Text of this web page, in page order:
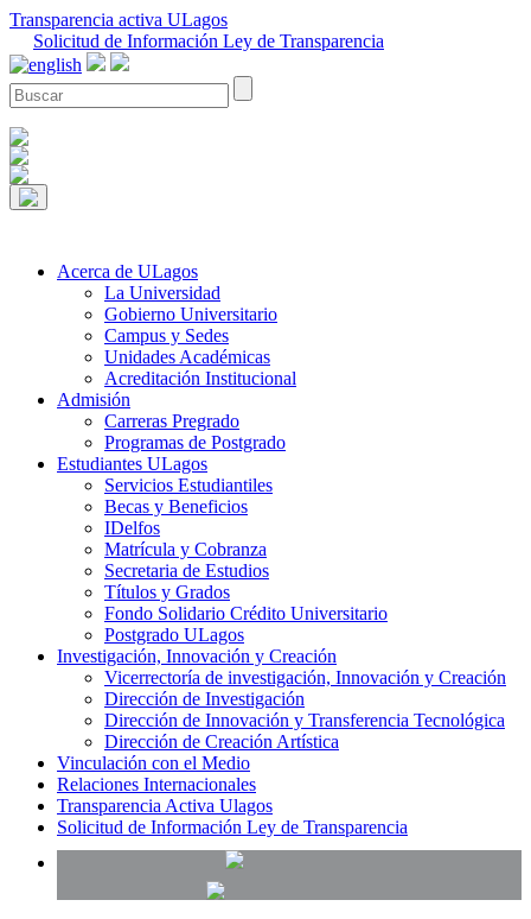
Transparencia activa ULagos
Solicitud de Información Ley de Transparencia
Acerca de ULagos
La Universidad
Gobierno Universitario
Campus y Sedes
Unidades Académicas
Acreditación Institucional
Admisión
Carreras Pregrado
Programas de Postgrado
Estudiantes ULagos
Servicios Estudiantiles
Becas y Beneficios
IDelfos
Matrícula y Cobranza
Secretaria de Estudios
Títulos y Grados
Fondo Solidario Crédito Universitario
Postgrado ULagos
Investigación, Innovación y Creación
Vicerrectoría de investigación, Innovación y Creación
Dirección de Investigación
Dirección de Innovación y Transferencia Tecnológica
Dirección de Creación Artística
Vinculación con el Medio
Relaciones Internacionales
Transparencia Activa Ulagos
Solicitud de Información Ley de Transparencia